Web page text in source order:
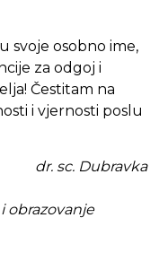
osobno ime,
za odgoj i
Čestitam na
i vjernosti poslu
sc. Dubravka
obrazovanje